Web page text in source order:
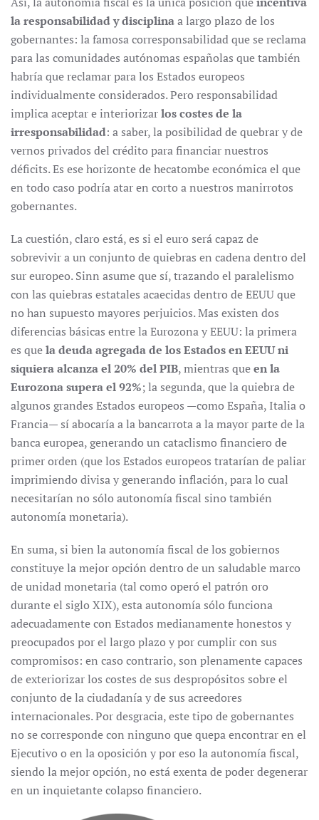
la responsabilidad y disciplinaa largo plazo de los
gobernantes: la famosa corresponsabilidad que se reclama
para las comunidades autónomas españolas que también
habría que reclamar para los Estados europeos
individualmente considerados. Pero responsabilidad
implica aceptar e interiorizarlos costes de la
irresponsabilidad: a saber, la posibilidad de quebrar y de
vernos privados del crédito para financiar nuestros
déficits. Es ese horizonte de hecatombe económica el que
en todo caso podría atar en corto a nuestros manirrotos
gobernantes.
La cuestión, claro está, es si el euro será capaz de
sobrevivir a un conjunto de quiebras en cadena dentro del
sur europeo. Sinn asume que sí, trazando el paralelismo
con las quiebras estatales acaecidas dentro de EEUU que
no han supuesto mayores perjuicios. Mas existen dos
diferencias básicas entre la Eurozona y EEUU: la primera
es quela deuda agregada de los Estados en EEUU ni
siquiera alcanza el 20% del PIB, mientras queen la
Eurozona supera el 92%; la segunda, que la quiebra de
algunos grandes Estados europeos —como España, Italia o
Francia— sí abocaría a la bancarrota a la mayor parte de la
banca europea, generando un cataclismo financiero de
primer orden (que los Estados europeos tratarían de paliar
imprimiendo divisa y generando inflación, para lo cual
necesitarían no sólo autonomía fiscal sino también
autonomía monetaria).
En suma, si bien la autonomía fiscal de los gobiernos
constituye la mejor opción dentro de un saludable marco
de unidad monetaria (tal como operó el patrón oro
durante el siglo XIX), esta autonomía sólo funciona
adecuadamente con Estados medianamente honestos y
preocupados por el largo plazo y por cumplir con sus
compromisos: en caso contrario, son plenamente capaces
de exteriorizar los costes de sus despropósitos sobre el
conjunto de la ciudadanía y de sus acreedores
internacionales. Por desgracia, este tipo de gobernantes
no se corresponde con ninguno que quepa encontrar en el
Ejecutivo o en la oposición y por eso la autonomía fiscal,
siendo la mejor opción, no está exenta de poder degenerar
en un inquietante colapso financiero.